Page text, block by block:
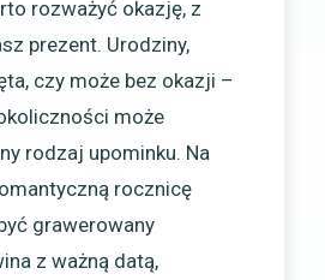
rozważyć okazję, z
prezent. Urodziny,
czy może bez okazji –
może
rodzaj upominku. Na
rocznicę
grawerowany
z ważną datą,